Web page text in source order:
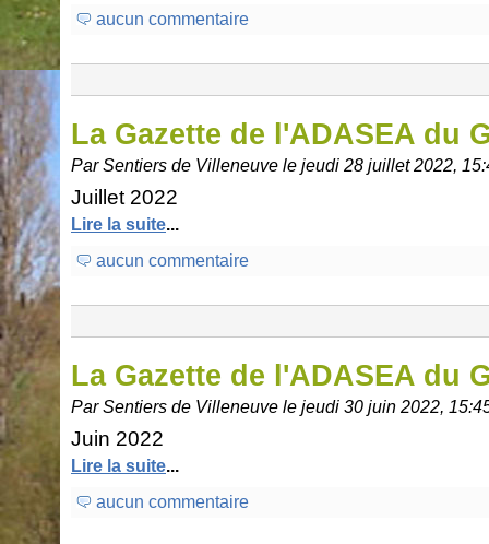
aucun commentaire
La Gazette de l'ADASEA du
Par Sentiers de Villeneuve le jeudi 28 juillet 2022,
Juillet 2022
Lire la suite...
aucun commentaire
La Gazette de l'ADASEA du
Par Sentiers de Villeneuve le jeudi 30 juin 2022,
Juin 2022
Lire la suite...
aucun commentaire